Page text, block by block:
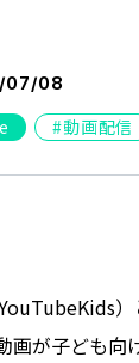
07/08
動画配信
画が子ども